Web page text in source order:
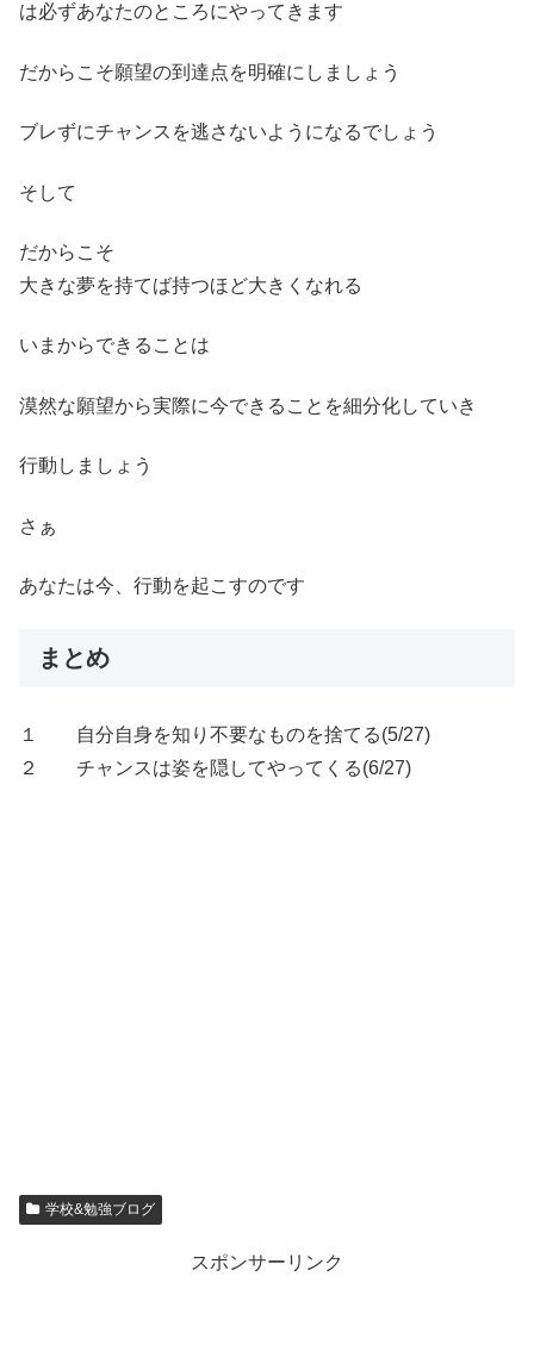
は必ずあなたのところにやってきます
だからこそ願望の到達点を明確にしましょう
ブレずにチャンスを逃さないようになるでしょう
そして
だからこそ
大きな夢を持てば持つほど大きくなれる
いまからできることは
漠然な願望から実際に今できることを細分化していき
行動しましょう
さぁ
あなたは今、行動を起こすのです
まとめ
１ 自分自身を知り不要なものを捨てる(5/27)
２ チャンスは姿を隠してやってくる(6/27)
学校&勉強ブログ
スポンサーリンク